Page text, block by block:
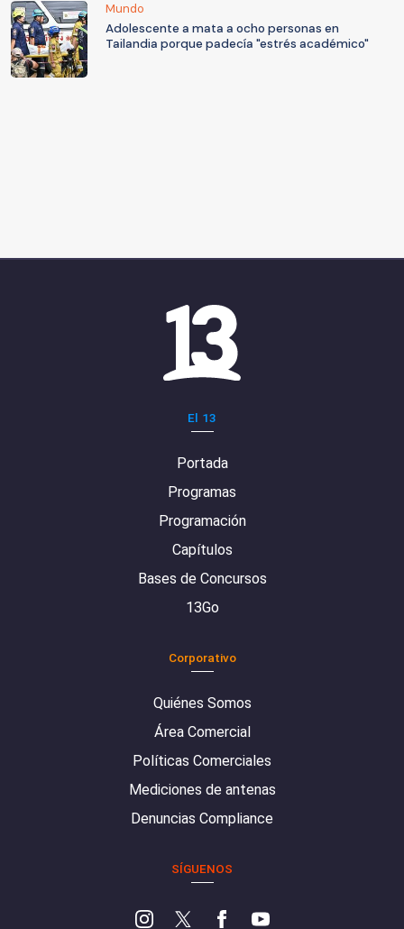
Mundo
Adolescente a mata a ocho personas en
Tailandia porque padecía "estrés académico"
El 13
Portada
Programas
Programación
Capítulos
Bases de Concursos
13Go
Corporativo
Quiénes Somos
Área Comercial
Políticas Comerciales
Mediciones de antenas
Denuncias Compliance
SÍGUENOS